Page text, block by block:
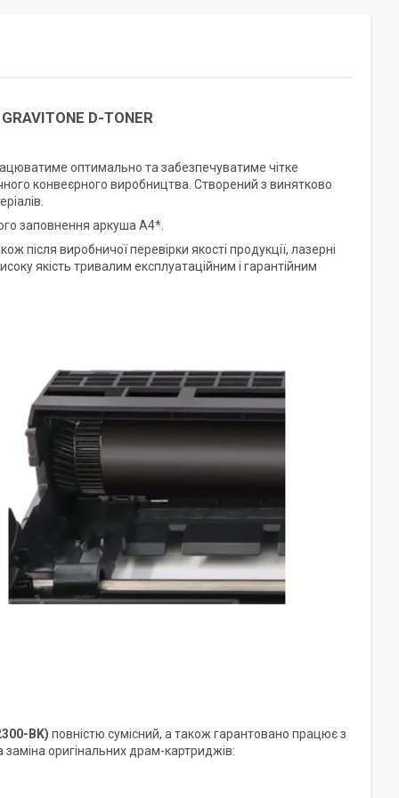
D-TONER
оптимально та забезпечуватиме чітке
конвеєрного виробництва. Створений з винятково
заповнення аркуша А4*.
після виробничої перевірки якості продукції, лазерні
якість тривалим експлуатаційним і гарантійним
BK) повністю сумісний, а також гарантовано працює з
оригінальних драм-картриджів: